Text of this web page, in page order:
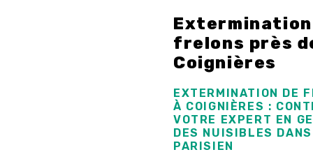
frelons près
Coignières
EXTERMINATION DE
À COIGNIÈRES :
VOTRE EXPERT EN
DES NUISIBLES
PARISIEN